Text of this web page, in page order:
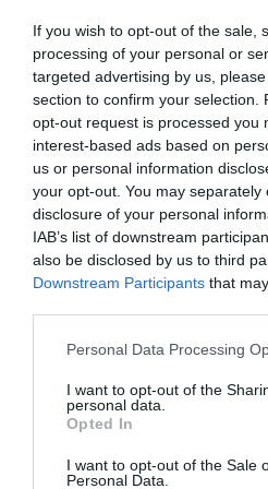
If you wish to opt-out of the sale,
processing of your personal or
targeted advertising by us,
section to confirm your selection.
opt-out request is processed you
interest-based ads based on
us or personal information
your opt-out. You may
disclosure of your personal
IAB’s list of downstream
also be disclosed by us to third
Downstream Participants that
Personal Data Processing
I want to opt-out of the
personal data.
Opted In
I want to opt-out of the Sale
Personal Data.
κόσμο με τον πατέρα τους να
Αυτός τα έμαθε και τα
ξυλοπόδαρα στο πλαίσιο μιας
παράδοσης που πάει από
πατέρα σε κόρη.
ΜΗΝ
Η
νέο